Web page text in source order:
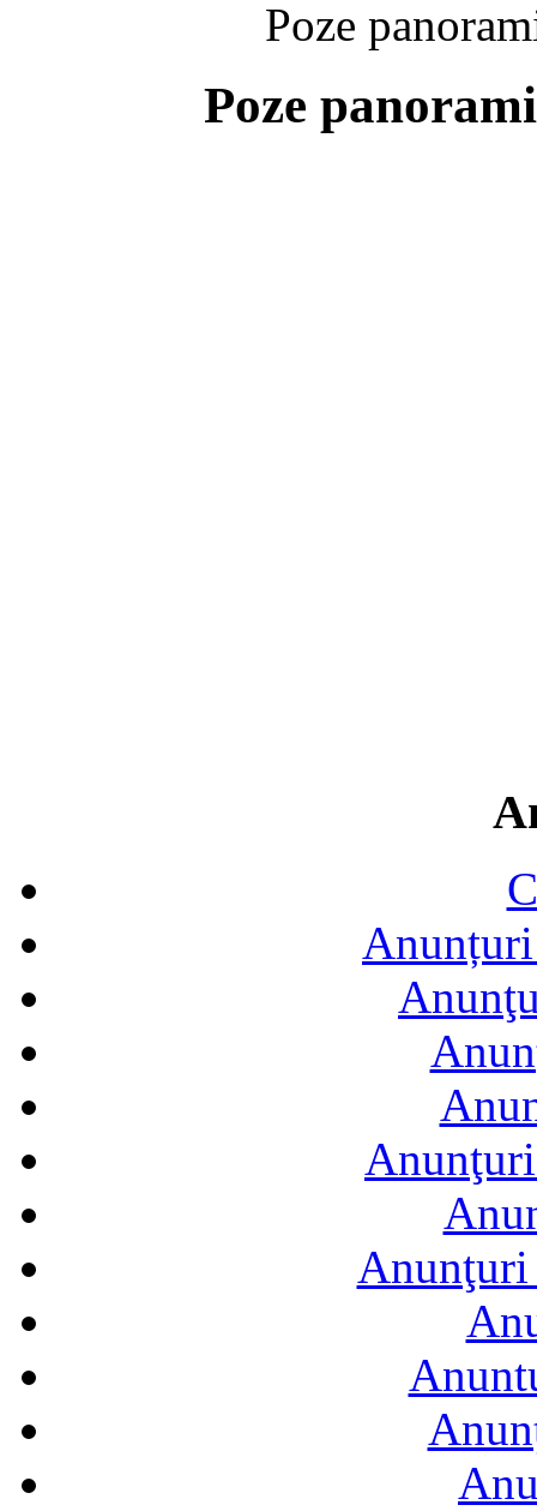
Poze
Poze